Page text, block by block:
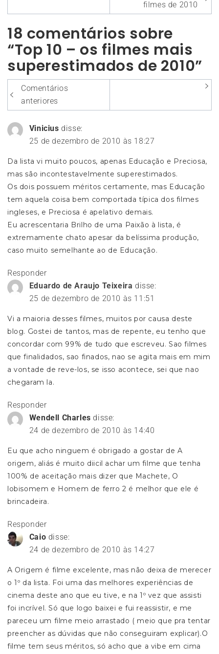
Post
filmes de 2010
18 comentários sobre
“Top 10 – os filmes mais
superestimados de 2010”
Navegação
entre
os
comentários
Comentários
anteriores
Vinicius disse:
25 de dezembro de 2010 às 18:27
Da lista vi muito poucos, apenas Educação e Preciosa,
mas são incontestavelmente superestimados.
Os dois possuem méritos certamente, mas Educação
tem aquela coisa bem comportada típica dos filmes
ingleses, e Preciosa é apelativo demais.
Eu acrescentaria Brilho de uma Paixão à lista, é
extremamente chato apesar da belíssima produção,
caso muito semelhante ao de Educação.
Responder
Eduardo de Araujo Teixeira disse:
25 de dezembro de 2010 às 11:51
Vi a maioria desses filmes, muitos por causa deste
blog. Gostei de tantos, mas de repente, eu tenho que
concordar com 99% de tudo que escreveu. Sao filmes
que finalidados, sao finados, nao se agita mais em mim
a vontade de reve-los, se isso acontece, sei que nao
chegaram la.
Responder
Wendell Charles disse:
24 de dezembro de 2010 às 14:40
Eu que acho ninguem é obrigado a gostar de A
origem, aliás é muito diicil achar um filme que tenha
100% de aceitação mais dizer que Machete, O
lobisomem e Homem de ferro 2 é melhor que ele é
brincadeira.
Responder
Caio disse:
24 de dezembro de 2010 às 14:27
A Origem é filme excelente, mas não deixa de merecer
o 1º da lista. Foi uma das melhores experiências de
cinema deste ano que eu tive, e na 1º vez que assisti
foi incrível. Só que logo baixei e fui reassistir, e me
pareceu um filme meio arrastado ( meio que pra tentar
preencher as dúvidas que não conseguiram explicar).O
filme tem seus méritos, só acho que a vibe em cima